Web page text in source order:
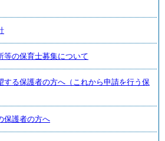
等の保育士募集について
する保護者の方へ（これから申請を行う保
保護者の方へ